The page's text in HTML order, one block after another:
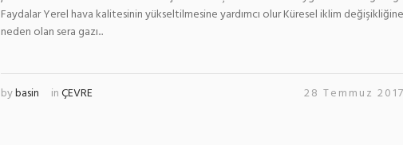
Faydalar Yerel hava kalitesinin yükseltilmesine yardımcı olur Küresel iklim değişikliğine
neden olan sera gazı...
bybasin inÇEVRE 28 Temmuz